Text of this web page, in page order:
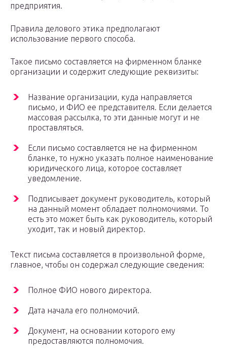
предприятия.
Правила делового этика предполагают
использование первого способа.
Такое письмо составляется на фирменном бланке
организации и содержит следующие реквизиты:
Название организации, куда направляется
письмо, и ФИО ее представителя. Если делается
массовая рассылка, то эти данные могут и не
проставляться.
Если письмо составляется не на фирменном
бланке, то нужно указать полное наименование
юридического лица, которое составляет
уведомление.
Подписывает документ руководитель, который
на данный момент обладает полномочиями. То
есть это может быть как руководитель, который
уходит, так и новый директор.
Текст письма составляется в произвольной форме,
главное, чтобы он содержал следующие сведения:
Полное ФИО нового директора.
Дата начала его полномочий.
Документ, на основании которого ему
предоставляются полномочия.